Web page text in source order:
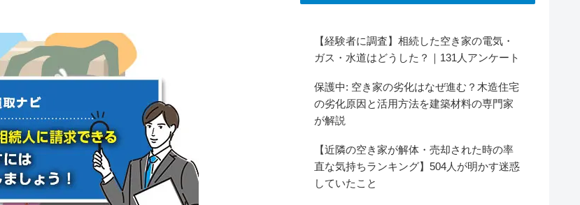
【経験者に調査】相続した空き家の電気・
ガス・水道はどうした？｜131人アンケート
保護中: 空き家の劣化はなぜ進む？木造住宅
の劣化原因と活用方法を建築材料の専門家
が解説
【近隣の空き家が解体・売却された時の率
直な気持ちランキング】504人が明かす迷惑
していたこと